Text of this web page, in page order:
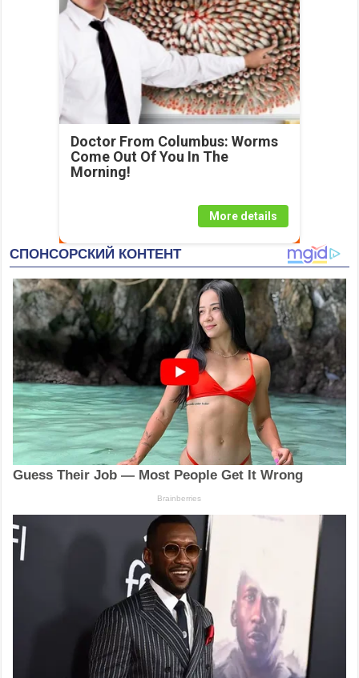
Doctor From Columbus: Worms
Come Out Of You In The
Morning!
More details